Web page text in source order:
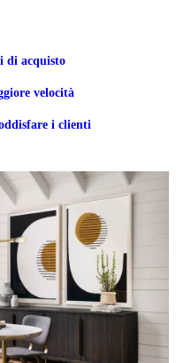
di acquisto
velocità
i clienti